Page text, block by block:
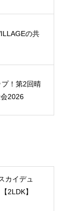
の共
！第2回晴
2026
カイデュ
2LDK】